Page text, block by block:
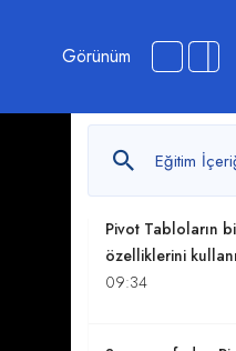
Görünüm
kullanmak
08:22
Pivot Tabloların
özelliklerini
09:34